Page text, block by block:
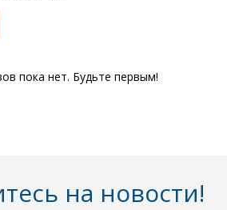
пока нет. Будьте первым!
на новости!